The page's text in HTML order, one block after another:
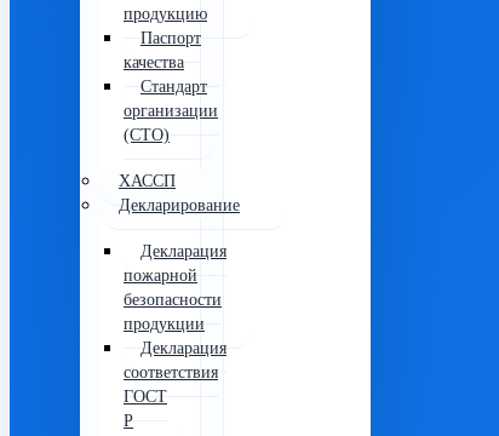
продукцию
Паспорт
качества
Стандарт
организации
(СТО)
ХАССП
Декларирование
Декларация
пожарной
безопасности
продукции
Декларация
соответствия
ГОСТ
Р